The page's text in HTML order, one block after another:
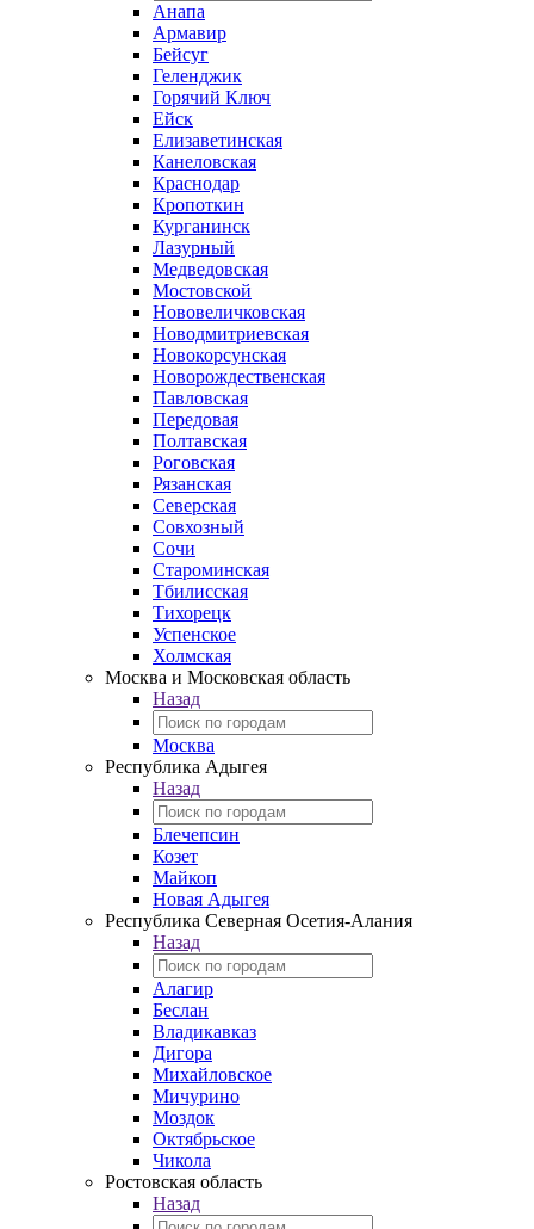
Анапа
Армавир
Бейсуг
Геленджик
Горячий Ключ
Ейск
Елизаветинская
Канеловская
Краснодар
Кропоткин
Курганинск
Лазурный
Медведовская
Мостовской
Нововеличковская
Новодмитриевская
Новокорсунская
Новорождественская
Павловская
Передовая
Полтавская
Роговская
Рязанская
Северская
Совхозный
Сочи
Староминская
Тбилисская
Тихорецк
Успенское
Холмская
Москва и Московская область
Назад
Москва
Республика Адыгея
Назад
Блечепсин
Козет
Майкоп
Новая Адыгея
Республика Северная Осетия-Алания
Назад
Алагир
Беслан
Владикавказ
Дигора
Михайловское
Мичурино
Моздок
Октябрьское
Чикола
Ростовская область
Назад